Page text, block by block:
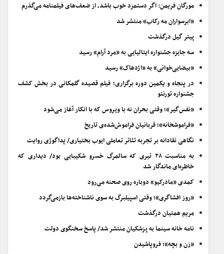
مورگان فریمن: اگر دستمزد خوب باشد، از ضعف‌های فیلمنامه می‌گذرم
«ابرسواران مه رکاب» منتشر شد
پیتر گیل درگذشت
سه جایزه جشنواره ایتالیایی به «مرد آرام» رسید
«بیضایی‌خوانی» به «اژدهاک» رسید
در پنجاه و یکمین دوره برگزاری؛ فیلم قصیده گلمکانی در بخش کشف
جشنواره تورنتو
«نفس‌گیر»؛ وقتی بحران نه با ویروس که با انکار آغاز می‌شود
«فراموشخانه»؛ قربانیان فراموش‌شده‌ی تاریخ
نگاهی نقادانه بر تجربه تئاتر تعاملی ایوب بختیاری/ پداگوژی روایت
به مناسبت ۲۸ تیری که سالمرگ خسرو شکیبایی بود/ دیداری که
خاطره‌ای ماندگار شد
کمدی «مادرکیو» دوباره روی صحنه می‌رود
«روز افشاگری»؛ وقتی اسپیلبرگ به سوی ناشناخته‌ها بازمی‌گردد
مریم همتیان درگذشت
نامه خانه سینما به پزشکیان منتشر شد/ پاسخ سخنگوی دولت
«زن و بچه»؛ فروپاشیدن